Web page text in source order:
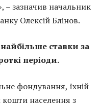
– зазначив начальник
Олексій Блінов.
ставки за
періоди.
фондування, їхній
населення з